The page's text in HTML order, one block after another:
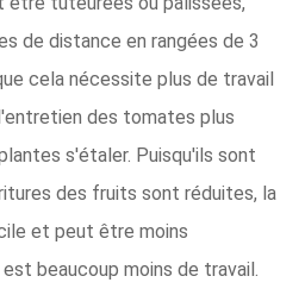
de distance en rangées de 3
cela nécessite plus de travail
des tomates plus
s'étaler. Puisqu'ils sont
des fruits sont réduites, la
et peut être moins
beaucoup moins de travail.